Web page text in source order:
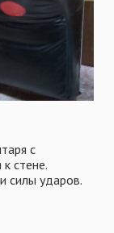
с
стене.
силы ударов.